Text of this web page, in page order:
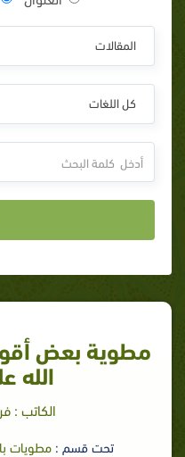
المقالات
كل اللغات
مطوية بعض
الله
الكاتب :
تحت قسم : مطويات